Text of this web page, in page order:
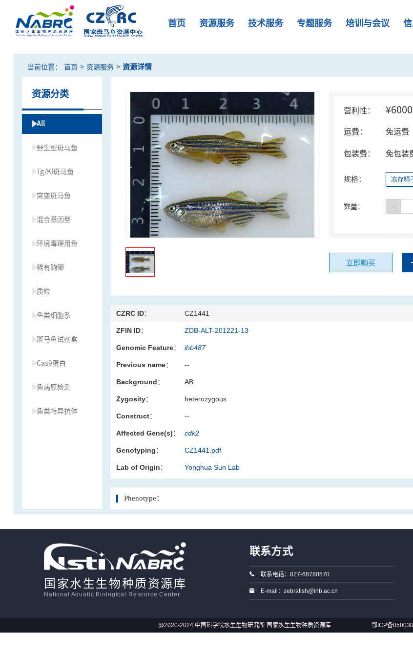
首页 资源服务 技术服务 专题服务 培训与会议
当前位置： 首页 > 资源服务 > 资源详情
资源分类
All
野生型斑马鱼
Tg/KI斑马鱼
突变斑马鱼
混合基因型
环境毒理用鱼
稀有鮈鲫
质粒
鱼类细胞系
斑马鱼试剂盒
Cas9蛋白
鱼病原检测
鱼类特异抗体
营利性： ¥6000
运费： 免运费
包装费： 免包装
规格： 冻存精
数量： -
立即购买
CZRC ID： CZ1441
ZFIN ID： ZDB-ALT-201221-13
Genomic Feature： ihb487
Previous name： --
Background： AB
Zygosity： heterozygous
Construct： --
Affected Gene(s)： cdk2
Genotyping： CZ1441.pdf
Lab of Origin： Yonghua Sun Lab
Phenotype：
国家水生生物种质资源库
National Aquatic Biological Resource Center
联系方式
联系电话：027-68780570
E-mail：zebrafish@ihb.ac.cn
@2020-2024 中国科学院水生生物研究所 国家水生生物种质资源库 鄂ICP备